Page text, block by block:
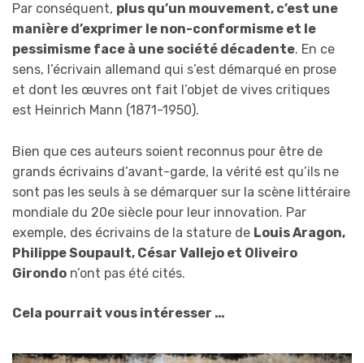
Par conséquent, plus qu’un mouvement, c’est une
manière d’exprimer le non-conformisme et le
pessimisme face à une société décadente. En ce
sens, l’écrivain allemand qui s’est démarqué en prose
et dont les œuvres ont fait l’objet de vives critiques
est Heinrich Mann (1871-1950).
Bien que ces auteurs soient reconnus pour être de
grands écrivains d’avant-garde, la vérité est qu’ils ne
sont pas les seuls à se démarquer sur la scène littéraire
mondiale du 20e siècle pour leur innovation. Par
exemple, des écrivains de la stature de Louis Aragon,
Philippe Soupault, César Vallejo et Oliveiro
Girondo n’ont pas été cités.
Cela pourrait vous intéresser …